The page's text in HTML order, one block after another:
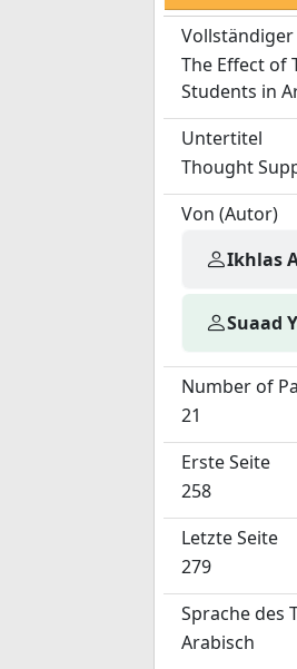
Vollständiger
The Effect of
Students in
Untertitel
Thought
Von (Autor)
Ikhlas
Suaad
Number of
21
Erste Seite
258
Letzte Seite
279
Sprache des
Arabisch